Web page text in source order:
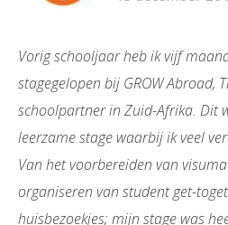
Vorig schooljaar heb ik vijf
stagegelopen bij GROW Abroad,
schoolpartner in Zuid-Afrika. Dit
leerzame stage waarbij ik veel
Van het voorbereiden van
organiseren van student get-
huisbezoekjes; mijn stage was